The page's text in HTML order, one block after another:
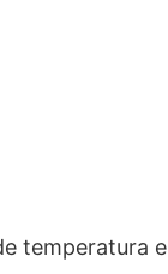
temperatura e